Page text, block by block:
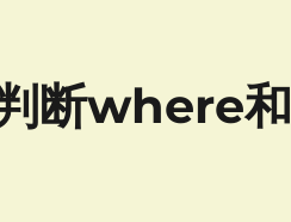
断where和